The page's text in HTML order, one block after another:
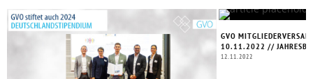
GVO
10.11.2022 //
12.11.2022